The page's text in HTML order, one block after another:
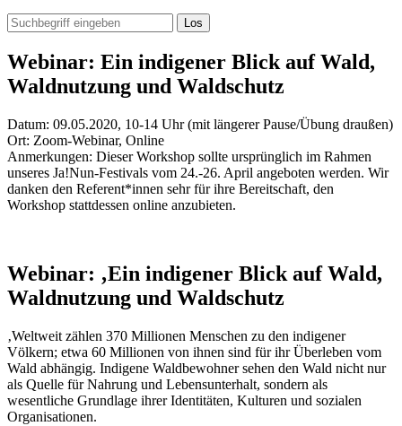
Webinar: Ein indigener Blick auf Wald,
Waldnutzung und Waldschutz
Datum: 09.05.2020, 10-14 Uhr (mit längerer Pause/Übung draußen)
Ort: Zoom-Webinar, Online
Anmerkungen: Dieser Workshop sollte ursprünglich im Rahmen
unseres Ja!Nun-Festivals vom 24.-26. April angeboten werden. Wir
danken den Referent*innen sehr für ihre Bereitschaft, den
Workshop stattdessen online anzubieten.
Webinar: ‚Ein indigener Blick auf Wald,
Waldnutzung und Waldschutz
‚Weltweit zählen 370 Millionen Menschen zu den indigener
Völkern; etwa 60 Millionen von ihnen sind für ihr Überleben vom
Wald abhängig. Indigene Waldbewohner sehen den Wald nicht nur
als Quelle für Nahrung und Lebensunterhalt, sondern als
wesentliche Grundlage ihrer Identitäten, Kulturen und sozialen
Organisationen.